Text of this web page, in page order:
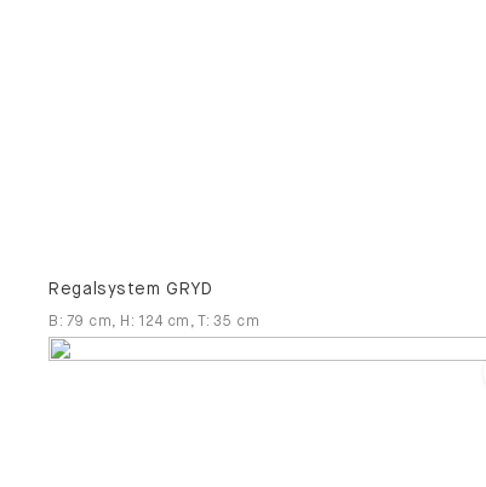
Regalsystem GRYD
B : 79 cm, H : 124 cm ,T: 35 cm